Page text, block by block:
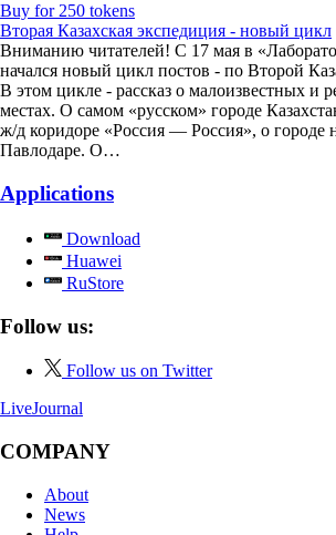
Buy for 250 tokens
Вторая Казахская экспедиция - новый цикл
Вниманию читателей! С 17 мая в
начался новый цикл постов - по Второй
В этом цикле - рассказ о малоизвестных и
местах. О самом «русском» городе
ж/д коридоре «Россия — Россия», о
Павлодаре. О…
Applications
Download
Huawei
RuStore
Follow us:
Follow us on Twitter
LiveJournal
COMPANY
About
News